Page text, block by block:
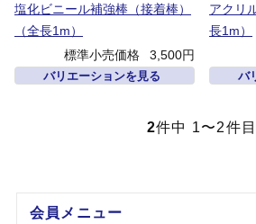
塩化ビニール補強棒（接着棒）
（全長1m）
標準小売価格
3,500円
バリエーションを見る
アクリ
長1m）
バ
2件中 1〜2件目
会員メニュー